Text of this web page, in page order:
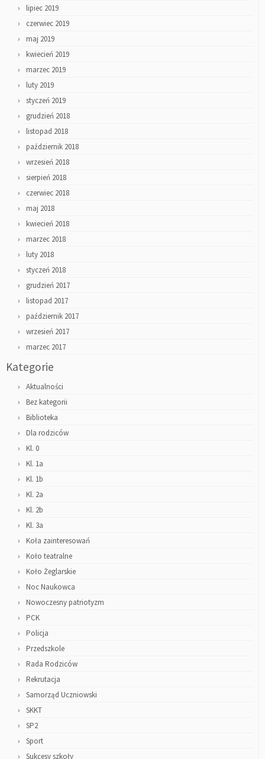
lipiec 2019
czerwiec 2019
maj 2019
kwiecień 2019
marzec 2019
luty 2019
styczeń 2019
grudzień 2018
listopad 2018
październik 2018
wrzesień 2018
sierpień 2018
czerwiec 2018
maj 2018
kwiecień 2018
marzec 2018
luty 2018
styczeń 2018
grudzień 2017
listopad 2017
październik 2017
wrzesień 2017
marzec 2017
Kategorie
Aktualności
Bez kategorii
Biblioteka
Dla rodziców
Kl. 0
Kl. 1a
Kl. 1b
Kl. 2a
Kl. 2b
Kl. 3a
Koła zainteresowań
Koło teatralne
Koło Żeglarskie
Noc Naukowca
Nowoczesny patriotyzm
PCK
Policja
Przedszkole
Rada Rodziców
Rekrutacja
Samorząd Uczniowski
SKKT
SP2
Sport
Sukcesy szkoły